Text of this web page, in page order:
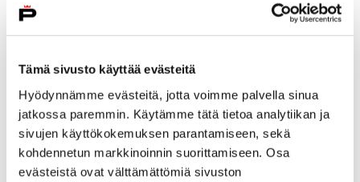
Tämä sivusto käyttää evästeitä
Hyödynnämme evästeitä, jotta voimme palvella sinua
jatkossa paremmin. Käytämme tätä tietoa analytiikan ja
sivujen käyttökokemuksen parantamiseen, sekä
kohdennetun markkinoinnin suorittamiseen. Osa
evästeistä ovat välttämättömiä sivuston
kasvatusalan ja perhetyön tekijöille. Kahden
sekä toiminnan soveltamisen omaan työskentelyyn.
– Koulutus kiinnostaa erittäin paljon
valtakunnallisesti, mutta olisi hienoa saada hakijoita
myös Satakunnan alueelta, toteaa koulutusta
järjestävä varhaisiän taidetoiminnan vastaava